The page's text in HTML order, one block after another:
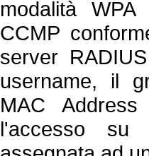
modalità
CCMP
server
username, il
MAC
l'accesso